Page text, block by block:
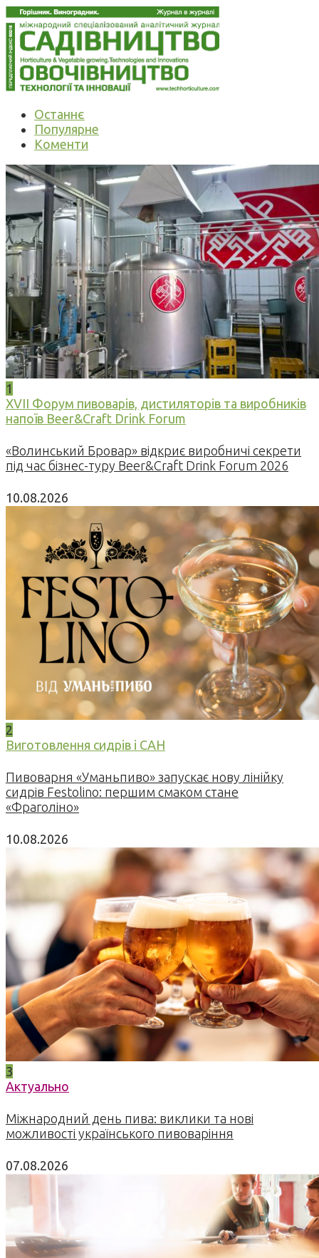
Останнє
Популярне
Коменти
1
XVII Форум пивоварів, дистиляторів та виробників
напоїв Beer&Craft Drink Forum
«Волинський Бровар» відкриє виробничі секрети
під час бізнес-туру Beer&Craft Drink Forum 2026
10.08.2026
2
Виготовлення сидрів і САН
Пивоварня «Уманьпиво» запускає нову лінійку
сидрів Festolino: першим смаком стане
«Фраголіно»
10.08.2026
3
Актуально
Міжнародний день пива: виклики та нові
можливості українського пивоваріння
07.08.2026